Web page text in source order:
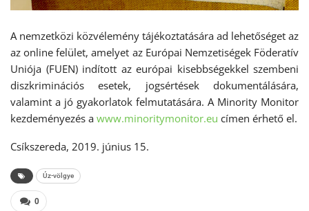
A nemzetközi közvélemény tájékoztatására ad lehetőséget az
az online felület, amelyet az Európai Nemzetiségek Föderatív
Uniója (FUEN) indított az európai kisebbségekkel szembeni
diszkriminációs esetek, jogsértések dokumentálására,
valamint a jó gyakorlatok felmutatására. A Minority Monitor
kezdeményezés a www.minoritymonitor.eu címen érhető el.
Csíkszereda, 2019. június 15.
Úz-völgye
0